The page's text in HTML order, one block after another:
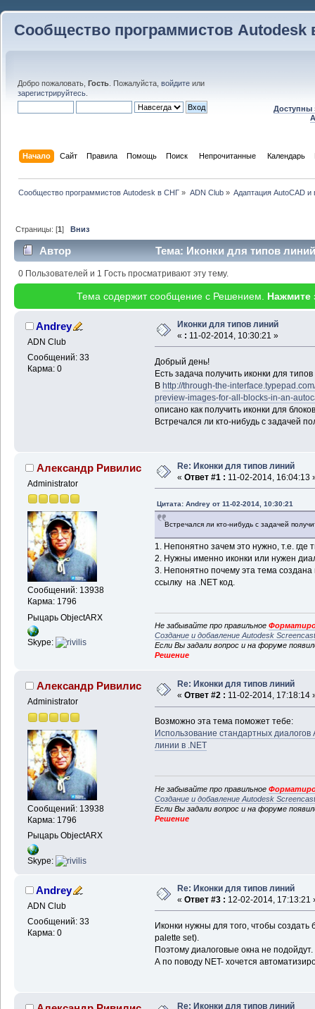
Сообщество программистов Autodesk
Добро пожаловать, Гость . Пожалуйста, войдите или
зарегистрируйтесь
Доступны
Начало Сайт Правила Помощь Поиск Непрочитанные Календарь
Сообщество программистов Autodesk в СНГ » ADN Club» Адаптация AutoCAD и
Страницы: [1]Вниз
Автор Тема: Иконки для типов
0 Пользователей и 1 Гость просматривают эту тему.
Тема содержит сообщение с Решением. Нажмите
Andrey
ADN Club
Сообщений: 33
Карма: 0
Иконки для типов линий
« : 11-02-2014, 10:30:21 »
Добрый день!
Есть задача получить иконки для
В http://through-the-
preview-images-for-all-blocks-in-an-
описано как получить иконки для
Встречался ли кто-нибудь с задачей
Александр Ривилис
Administrator
Сообщений: 13938
Карма: 1796
Рыцарь ObjectARX
Skype:
Re: Иконки для типов линий
« Ответ #1 : 11-02-2014, 16:04:13
Цитата: Andrey от 11-02-2014, 10:30:21
Встречался ли кто-нибудь с задачей
1. Непонятно зачем это нужно, т.е. где
2. Нужны именно иконки или нужен
3. Непонятно почему эта тема
ссылку на .NET код.
Не забывайте про правильное
Создание и добавление Autodesk
Если Вы задали вопрос и на форуме
Решение
Александр Ривилис
Administrator
Сообщений: 13938
Карма: 1796
Рыцарь ObjectARX
Skype:
Re: Иконки для типов линий
« Ответ #2 : 11-02-2014, 17:18:14
Возможно эта тема поможет тебе:
Использование стандартных
линии в .NET
Не забывайте про правильное
Создание и добавление Autodesk
Если Вы задали вопрос и на форуме
Решение
Andrey
ADN Club
Сообщений: 33
Карма: 0
Re: Иконки для типов линий
« Ответ #3 : 12-02-2014, 17:13:21
Иконки нужны для того, чтобы создать
palette set).
Поэтому диалоговые окна не подойдут.
А по поводу NET- хочется
Re: Иконки для типов линий